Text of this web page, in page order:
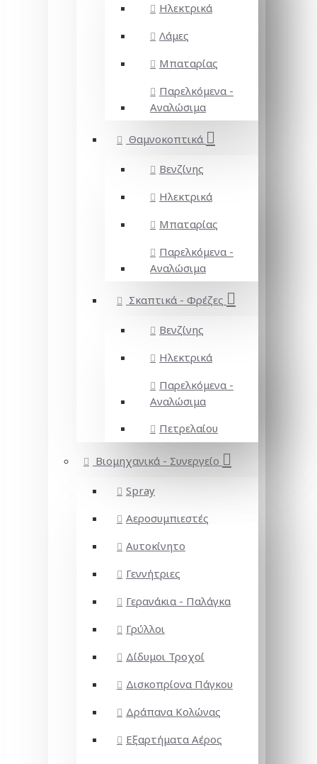
Ηλεκτρικά
Λάμες
Μπαταρίας
Παρελκόμενα -
Αναλώσιμα
Θαμνοκοπτικά
Βενζίνης
Ηλεκτρικά
Μπαταρίας
Παρελκόμενα -
Αναλώσιμα
Σκαπτικά - Φρέζες
Βενζίνης
Ηλεκτρικά
Παρελκόμενα -
Αναλώσιμα
Πετρελαίου
Βιομηχανικά - Συνεργείο
Spray
Αεροσυμπιεστές
Αυτοκίνητο
Γεννήτριες
Γερανάκια - Παλάγκα
Γρύλλοι
Δίδυμοι Τροχοί
Δισκοπρίονα Πάγκου
Δράπανα Κολώνας
Εξαρτήματα Αέρος